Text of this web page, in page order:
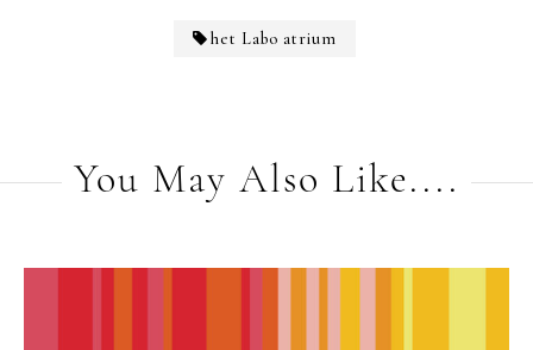
het Labo atrium
You May Also Like....